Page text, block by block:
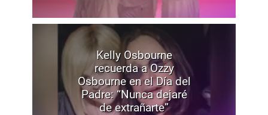
Kelly Osbourne
recuerda a Ozzy
Osbourne en el Día del
Padre: “Nunca dejaré
de extrañarte”